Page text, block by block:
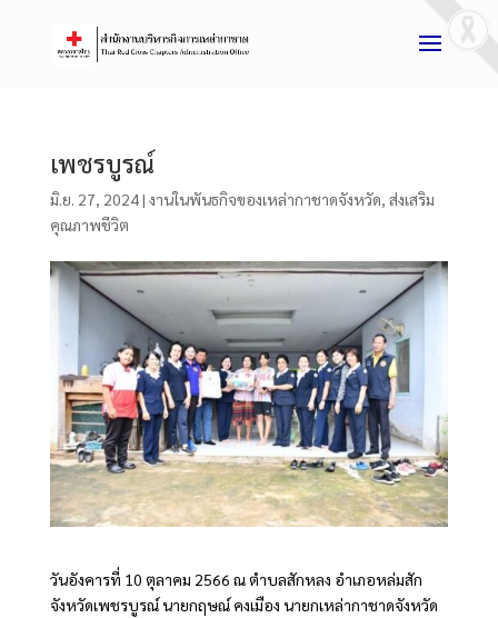
เพชรบูรณ์
มิ.ย. 27, 2024| งานในพันธกิจของเหล่ากาชาดจังหวัด, ส่งเสริม
คุณภาพชีวิต
วันอังคารที่ 10 ตุลาคม 2566 ณ ตำบลสักหลง อำเภอหล่มสัก
จังหวัดเพชรบูรณ์ นายกฤษณ์ คงเมือง นายกเหล่ากาชาดจังหวัด